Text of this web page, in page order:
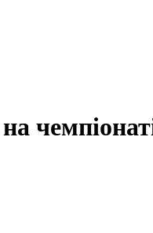
чемпіонаті